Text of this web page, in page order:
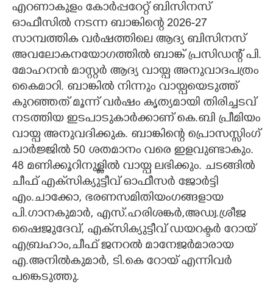
എറണാകുളം കോർപ്പറേറ്റ് ബിസിനസ്
ഓഫീസിൽ നടന്ന ബാങ്കിന്റെ 2026-27
സാമ്പത്തിക വർഷത്തിലെ ആദ്യ ബിസിനസ്
അവലോകനയോഗത്തിൽ ബാങ്ക് പ്രസിഡന്റ് പി.
മോഹനൻ മാസ്റ്റർ ആദ്യ വായ്പ അനുവാദപത്രം
കൈമാറി. ബാങ്കിൽ നിന്നും വായ്പയെടുത്ത്
കുറഞ്ഞത് മൂന്ന് വർഷം കൃത്യമായി തിരിച്ചടവ്
നടത്തിയ ഇടപാടുകാർക്കാണ് കെ.ബി പ്രീമിയം
വായ്പ അനുവദിക്കുക. ബാങ്കിന്റെ പ്രൊസസ്സിംഗ്
ചാർജ്ജിൽ 50 ശതമാനം വരെ ഇളവുണ്ടാകും.
48 മണിക്കൂറിനുള്ളിൽ വായ്പ ലഭിക്കും. ചടങ്ങിൽ
ചീഫ് എക്‌സിക്യുട്ടീവ് ഓഫീസർ ജോർട്ടി
എം.ചാക്കോ, ഭരണസമിതിയംഗങ്ങളായ
പി.ഗാനകുമാർ, എസ്.ഹരിശങ്കർ,അഡ്വ.ശ്രീജ
ഷൈജുദേവ്, എക്‌സിക്യുട്ടീവ് ഡയറക്ടർ റോയ്
എബ്രഹാം,ചീഫ് ജനറൽ മാനേജർമാരായ
എ.അനിൽകുമാർ, ടി.കെ റോയ് എന്നിവർ
പങ്കെടുത്തു.